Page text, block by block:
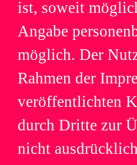
ist, soweit
Angabe
mög­lich. Der
Rah­men der
ver­öf­fent­lich­ten
durch Dritte zur
nicht